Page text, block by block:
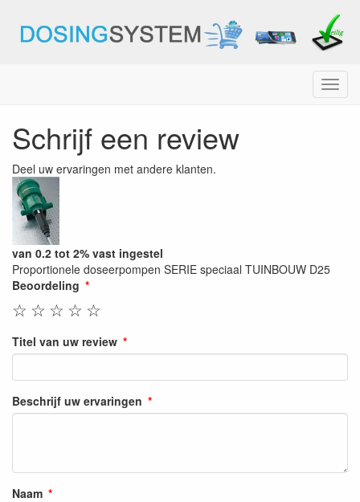
Menu
Schrijf een review
Deel uw ervaringen met andere klanten.
van 0.2 tot 2% vast ingestel
Proportionele doseerpompen SERIE speciaal TUINBOUW D25
Beoordeling
☆
☆
☆
☆
☆
Titel van uw review
Beschrijf uw ervaringen
Naam